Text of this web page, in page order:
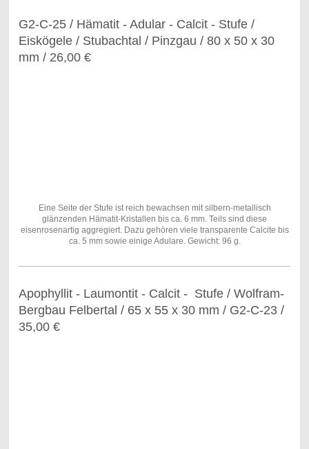
G2-C-25 / Hämatit - Adular - Calcit - Stufe /
Eiskögele / Stubachtal / Pinzgau / 80 x 50 x 30
mm / 26,00 €
Eine Seite der Stufe ist reich bewachsen mit silbern-metallisch
glänzenden Hämatit-Kristallen bis ca. 6 mm. Teils sind diese
eisenrosenartig aggregiert. Dazu gehören viele transparente Calcite bis
ca. 5 mm sowie einige Adulare. Gewicht: 96 g.
Apophyllit - Laumontit - Calcit - Stufe / Wolfram-
Bergbau Felbertal / 65 x 55 x 30 mm / G2-C-23 /
35,00 €